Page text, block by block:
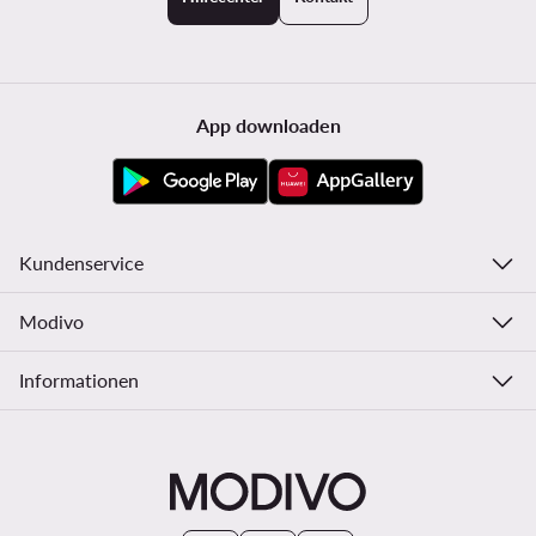
App downloaden
Kundenservice
Modivo
Informationen